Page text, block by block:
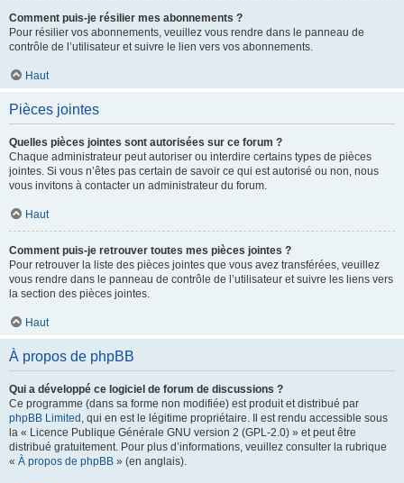
Comment puis-je résilier mes abonnements ?
Pour résilier vos abonnements, veuillez vous rendre dans le panneau de
contrôle de l’utilisateur et suivre le lien vers vos abonnements.
Haut
Pièces jointes
Quelles pièces jointes sont autorisées sur ce forum ?
Chaque administrateur peut autoriser ou interdire certains types de pièces
jointes. Si vous n’êtes pas certain de savoir ce qui est autorisé ou non, nous
vous invitons à contacter un administrateur du forum.
Haut
Comment puis-je retrouver toutes mes pièces jointes ?
Pour retrouver la liste des pièces jointes que vous avez transférées, veuillez
vous rendre dans le panneau de contrôle de l’utilisateur et suivre les liens vers
la section des pièces jointes.
Haut
À propos de phpBB
Qui a développé ce logiciel de forum de discussions ?
Ce programme (dans sa forme non modifiée) est produit et distribué par
phpBB Limited , qui en est le légitime propriétaire. Il est rendu accessible sous
la « Licence Publique Générale GNU version 2 (GPL-2.0) » et peut être
distribué gratuitement. Pour plus d’informations, veuillez consulter la rubrique
« À propos de phpBB » (en anglais).